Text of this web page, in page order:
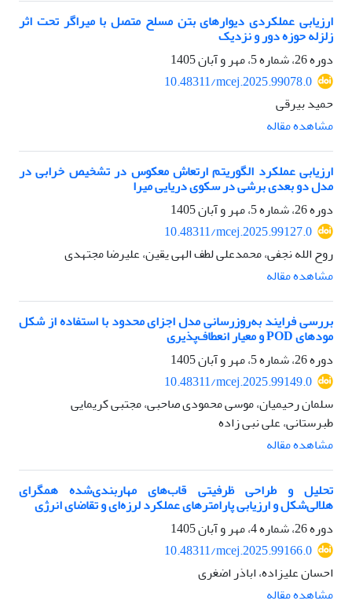
ارزیابی عملکردی دیوارهای بتن مسلح متصل با میراگر تحت اثر
زلزله حوزه دور و نزدیک
دوره 26، شماره 5، مهر و آبان 1405
10.48311/mcej.2025.99078.0
حمید بیرقی
مشاهده مقاله
ارزیابی عملکرد الگوریتم ارتعاش معکوس در تشخیص خرابی در
مدل دو بعدی برشی در سکوی دریایی میرا
دوره 26، شماره 5، مهر و آبان 1405
10.48311/mcej.2025.99127.0
روح الله نجفی، محمدعلی لطف الهی یقین، علیرضا مجتهدی
مشاهده مقاله
بررسی فرایند به‌روزرسانی مدل اجزای محدود با استفاده از شکل
مودهای POD و معیار انعطاف‌پذیری
دوره 26، شماره 5، مهر و آبان 1405
10.48311/mcej.2025.99149.0
سلمان رحیمیان، موسی محمودی صاحبی، مجتبی کریمایی
طبرستانی، علی نبی زاده
مشاهده مقاله
تحلیل و طراحی ظرفیتی قاب‌های مهاربندی‌شده همگرای
هلالی‌شکل و ارزیابی پارامترهای عملکرد لرزه‌ای و تقاضای انرژی
دوره 26، شماره 4، مهر و آبان 1405
10.48311/mcej.2025.99166.0
احسان علیزاده، اباذر اضغری
مشاهده مقاله